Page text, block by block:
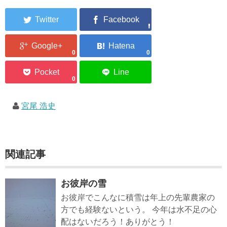
0 0
0
宮尾 浩史
関連記事
お彼岸の雪
お彼岸でこんなに積雪は年上の先輩農家の
方でも経験ないという。 今年は水不足の心
配はないだろう！ありがとう！